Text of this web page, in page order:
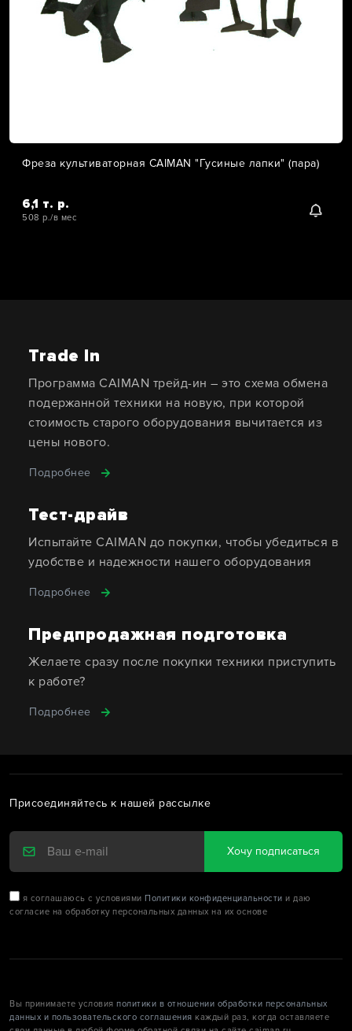
Фреза культиваторная CAIMAN "Гусиные лапки" (пара)
6,1 т. р.
508 р./в мес
Trade In
Программа CAIMAN трейд-ин – это схема обмена
подержанной техники на новую, при которой
стоимость старого оборудования вычитается из
цены нового.
Подробнее
Тест-драйв
Испытайте CAIMAN до покупки, чтобы убедиться в
удобстве и надежности нашего оборудования
Подробнее
Предпродажная подготовка
Желаете сразу после покупки техники приступить
к работе?
Подробнее
Присоединяйтесь к нашей рассылке
Хочу подписаться
я соглашаюсь с условиями Политики конфиденциальности и даю
согласие на обработку персональных данных на их основе
Вы принимаете условия политики в отношении обработки персональных
данных и пользовательского соглашения каждый раз, когда оставляете